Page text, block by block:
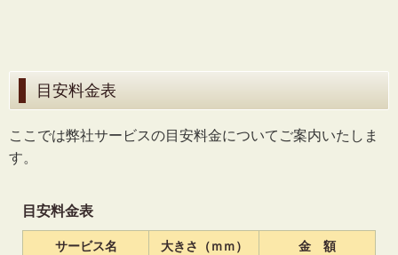
目安料金表
ここでは弊社サービスの目安料金についてご案内いたしま
す。
目安料金表
サービス名 大きさ（ｍｍ） 金 額